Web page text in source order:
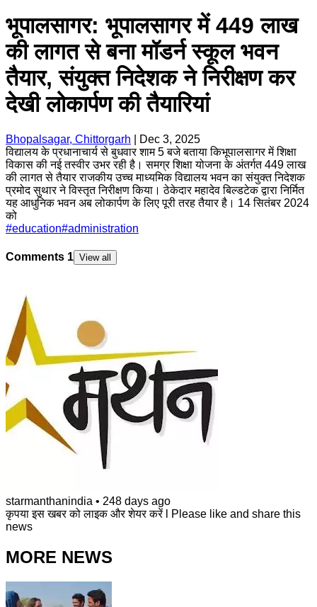
भूपालसागर: भूपालसागर में 449 लाख
की लागत से बना मॉडर्न स्कूल भवन
तैयार, संयुक्त निदेशक ने निरीक्षण कर
देखी लोकार्पण की तैयारियां
Bhopalsagar, Chittorgarh
Dec 3, 2025
विद्यालय के प्रधानाचार्य से बुधवार शाम 5 बजे बताया किभूपालसागर में शिक्षा
विकास की नई तस्वीर उभर रही है। समग्र शिक्षा योजना के अंतर्गत 449 लाख
की लागत से तैयार राजकीय उच्च माध्यमिक विद्यालय भवन का संयुक्त निदेशक
प्रमोद सुथार ने विस्तृत निरीक्षण किया। ठेकेदार महादेव बिल्डटेक द्वारा निर्मित
यह आधुनिक भवन अब लोकार्पण के लिए पूरी तरह तैयार है। 14 सितंबर 2024
को
#education#administration
Comments 1 View all
starmanthanindia • 248 days ago
कृपया इस खबर को लाइक और शेयर करें l Please like and share this
news
MORE NEWS